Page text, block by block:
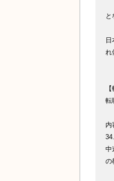
と
れ
転
内
中
の